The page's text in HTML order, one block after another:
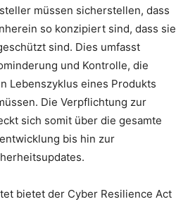
müssen sicherstellen, dass
so konzipiert sind, dass sie
sind. Dies umfasst
und Kontrolle, die
Lebenszyklus eines Produkts
Die Verpflichtung zur
sich somit über die gesamte
bis hin zur
bietet der Cyber Resilience Act